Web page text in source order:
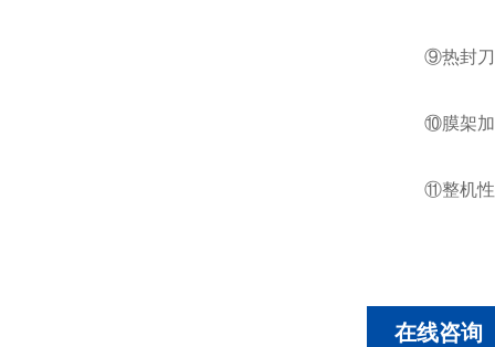
⑨热封刀采
⑩膜架加有
⑪整机性能
在线咨询